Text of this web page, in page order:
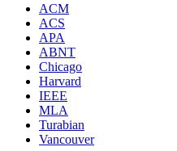
ACM
ACS
APA
ABNT
Chicago
Harvard
IEEE
MLA
Turabian
Vancouver